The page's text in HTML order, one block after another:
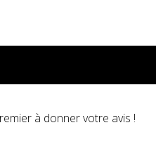
à donner votre avis !